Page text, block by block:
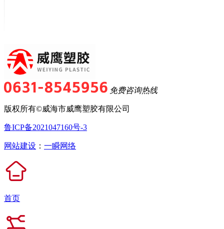
免费咨询热线
版权所有©威海市威鹰塑胶有限公司
鲁ICP备2021047160号-3
网站建设 ： 一瞬网络
首页